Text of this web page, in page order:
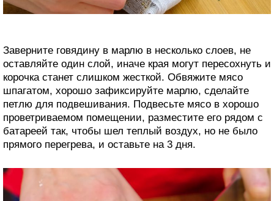
Заверните говядину в марлю в несколько слоев, не
оставляйте один слой, иначе края могут пересохнуть и
корочка станет слишком жесткой. Обвяжите мясо
шпагатом, хорошо зафиксируйте марлю, сделайте
петлю для подвешивания. Подвесьте мясо в хорошо
проветриваемом помещении, разместите его рядом с
батареей так, чтобы шел теплый воздух, но не было
прямого перегрева, и оставьте на 3 дня.